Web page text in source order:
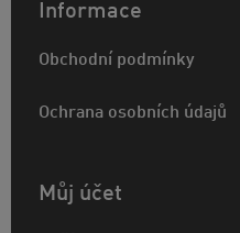
Informace
Obchodní podmínky
Ochrana osobních údajů
Můj účet